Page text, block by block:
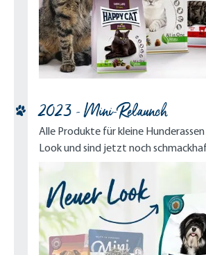
2023 - Mini-Relaunch
Alle Produkte für kleine
Look und sind jetzt noch